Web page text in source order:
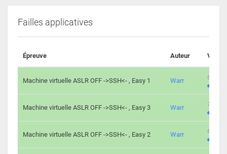
Failles applicatives
Épreuve Auteur
Machine virtuelle ASLR OFF ->SSH<- , Easy 1 Warr 801
Machine virtuelle ASLR OFF ->SSH<- , Easy 3 Warr 746
Machine virtuelle ASLR OFF ->SSH<- , Easy 2 Warr 681